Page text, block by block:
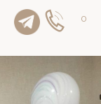
0